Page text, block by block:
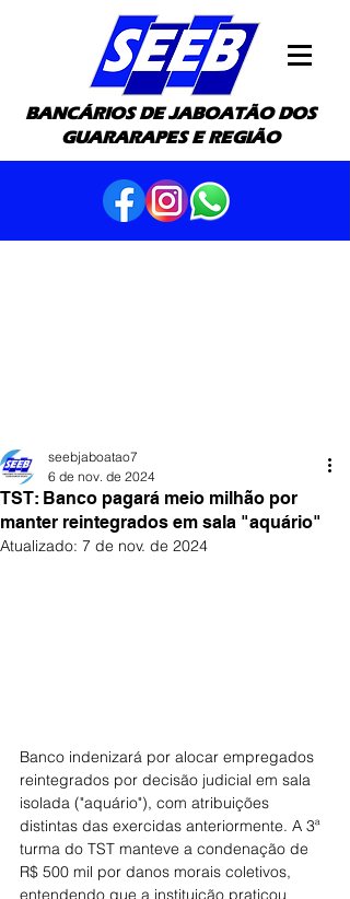
BANCÁRIOS DE JABOATÃO DOS
GUARARAPES E REGIÃO
TST: Banco pagará meio milhão por
manter reintegrados em sala "aquário"
seebjaboatao7
6 de nov. de 2024
Atualizado: 7 de nov. de 2024
Banco indenizará por alocar empregados
reintegrados por decisão judicial em sala
isolada ("aquário"), com atribuições
distintas das exercidas anteriormente. A 3ª
turma do TST manteve a condenação de
R$ 500 mil por danos morais coletivos,
entendendo que a instituição praticou